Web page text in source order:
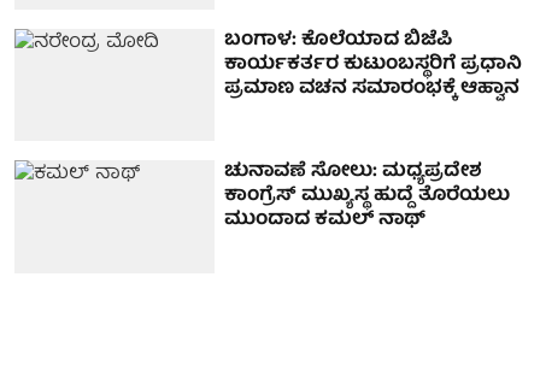
ಬಂಗಾಳ: ಕೊಲೆಯಾದ ಬಿಜೆಪಿ
ಕಾರ್ಯಕರ್ತರ ಕುಟುಂಬಸ್ಥರಿಗೆ ಪ್ರಧಾನಿ
ಪ್ರಮಾಣ ವಚನ ಸಮಾರಂಭಕ್ಕೆ ಆಹ್ವಾನ
ಚುನಾವಣೆ ಸೋಲು: ಮಧ್ಯಪ್ರದೇಶ
ಕಾಂಗ್ರೆಸ್ ಮುಖ್ಯಸ್ಥ ಹುದ್ದೆ ತೊರೆಯಲು
ಮುಂದಾದ ಕಮಲ್ ನಾಥ್